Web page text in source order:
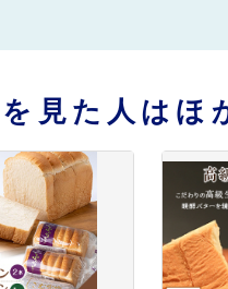
見た人はほ